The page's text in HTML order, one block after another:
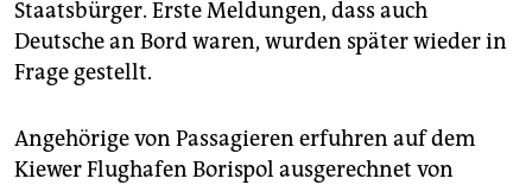
Staatsbürger. Erste Meldungen, dass auch
Deutsche an Bord waren, wurden später wieder in
Frage gestellt.
Angehörige von Passagieren erfuhren auf dem
Kiewer Flughafen Borispol ausgerechnet von